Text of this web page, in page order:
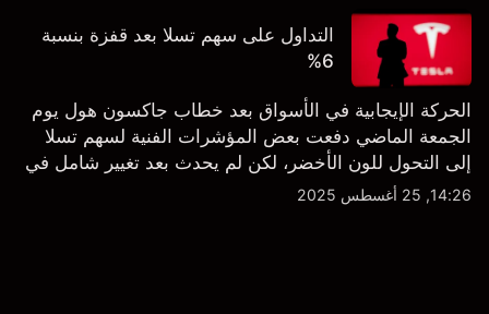
التداول على سهم تسلا بعد قفزة بنسبة
6%
الحركة الإيجابية في الأسواق بعد خطاب جاكسون هول يوم
الجمعة الماضي دفعت بعض المؤشرات الفنية لسهم تسلا
إلى التحول للون الأخضر، لكن لم يحدث بعد تغيير شامل في
النظرة الفنية سواء على الإطار اليومي أو الأسبوعي.
14:26, 25 أغسطس 2025